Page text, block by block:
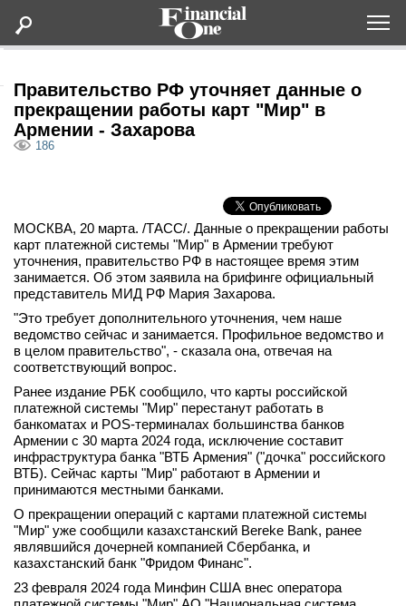
Статьи
Lifestyle
Мероприятия
Новости
Интервью
вконтакте
телеграм
Стать автором
Вход
Правительство РФ уточняет данные о
прекращении работы карт "Мир" в
Армении - Захарова
186
МОСКВА, 20 марта. /ТАСС/. Данные о прекращении работы
карт платежной системы "Мир" в Армении требуют
уточнения, правительство РФ в настоящее время этим
занимается. Об этом заявила на брифинге официальный
представитель МИД РФ Мария Захарова.
"Это требует дополнительного уточнения, чем наше
ведомство сейчас и занимается. Профильное ведомство и
в целом правительство", - сказала она, отвечая на
соответствующий вопрос.
Ранее издание РБК сообщило, что карты российской
платежной системы "Мир" перестанут работать в
банкоматах и POS-терминалах большинства банков
Армении с 30 марта 2024 года, исключение составит
инфраструктура банка "ВТБ Армения" ("дочка" российского
ВТБ). Сейчас карты "Мир" работают в Армении и
принимаются местными банками.
О прекращении операций с картами платежной системы
"Мир" уже сообщили казахстанский Bereke Bank, ранее
являвшийся дочерней компанией Сбербанка, и
казахстанский банк "Фридом Финанс".
23 февраля 2024 года Минфин США внес оператора